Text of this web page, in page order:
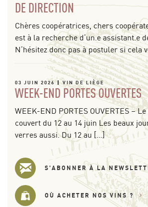
DE DIRECTION
Chères coopératrices, chers
est à la recherche d’un.e assistant.e
N’hésitez donc pas à postuler si cela
03 JUIN 2026 VIN DE LIÈGE
WEEK-END PORTES OUVERTES
WEEK-END PORTES OUVERTES –
couvert du 12 au 14 juin Les beaux
verres aussi. Du 12 au […]
S'ABONNER À LA
OÙ ACHETER NOS VINS ?